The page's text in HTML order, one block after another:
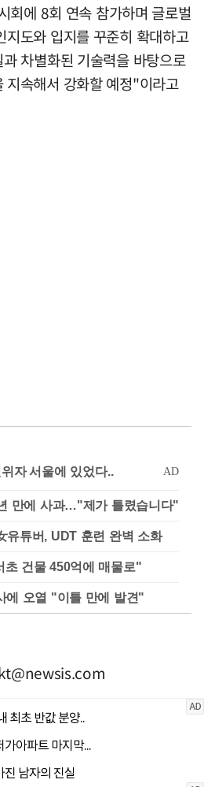
회에 8회 연속 참가하며 글로벌
지도와 입지를 꾸준히 확대하고
차별화된 기술력을 바탕으로
지속해서 강화할 예정"이라고
만에 사과…"제가 틀렸습니다"
튜버, UDT 훈련 완벽 소화
초 건물 450억에 매물로"
에 오열 "이틀 만에 발견"